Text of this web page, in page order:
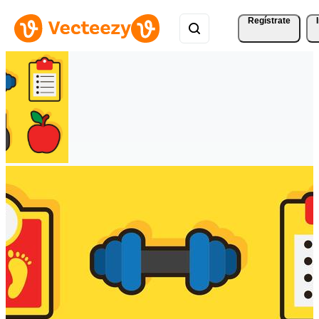
Regístrate